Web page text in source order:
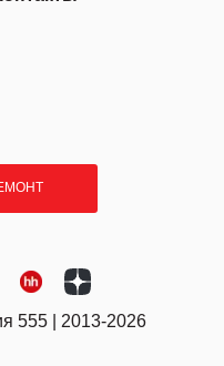
555 | 2013-2026